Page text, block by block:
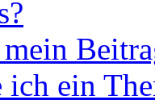
ein